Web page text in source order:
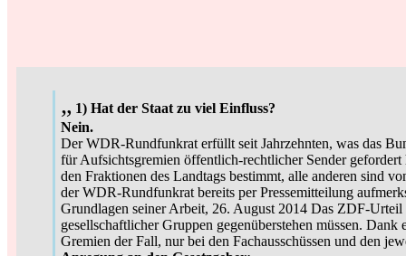
„ 1) Hat der Staat zu viel Einfluss?
Nein.
Der WDR-Rundfunkrat erfüllt seit Jahrzehnten, was das
für Aufsichtsgremien öffentlich-rechtlicher Sender
den Fraktionen des Landtags bestimmt, alle anderen sind
der WDR-Rundfunkrat bereits per Pressemitteilung
Grundlagen seiner Arbeit, 26. August 2014 Das ZDF-
gesellschaftlicher Gruppen gegenüberstehen müssen.
Gremien der Fall, nur bei den Fachausschüssen und den